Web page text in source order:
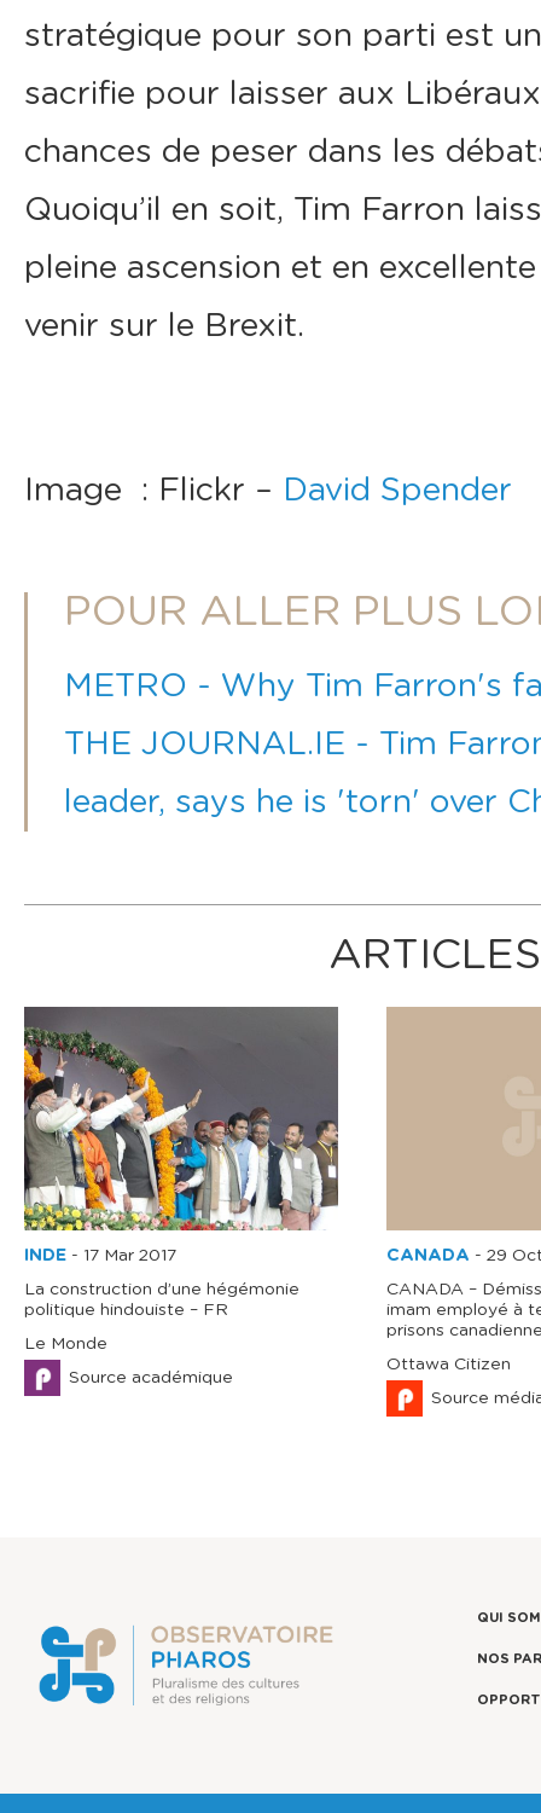
stratégique pour son parti est
sacrifie pour laisser aux
chances de peser dans les
Quoiqu’il en soit, Tim Farron
pleine ascension et en
venir sur le Brexit.
Image : Flickr – David Spender
POUR ALLER PLUS
METRO - Why Tim Farron's
THE JOURNAL.IE - Tim
leader, says he is 'torn' over
INDE - 17 Mar 2017
La construction d’une hégémonie
politique hindouiste – FR
Le Monde
Source académique
CANADA - 29
CANADA –
imam employé à
prisons
Ottawa Citizen
Source
QUI
NOS